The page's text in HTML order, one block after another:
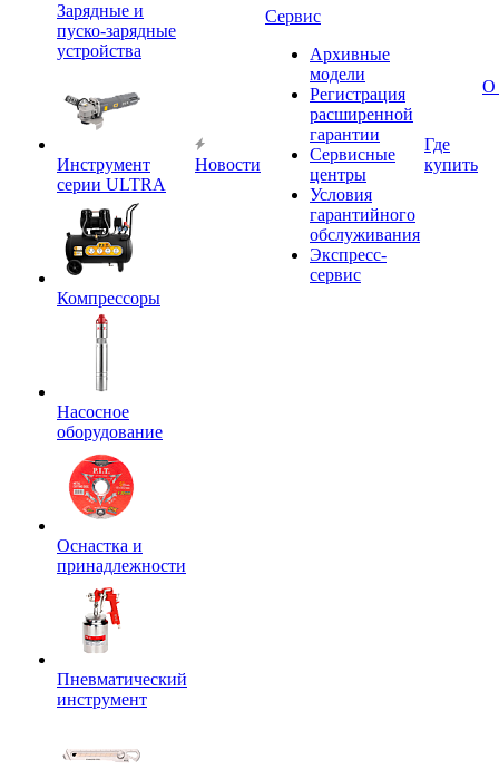
Зарядные и
пуско-зарядные
устройства
Инструмент
серии ULTRA
Компрессоры
Насосное
оборудование
Оснастка и
принадлежности
Пневматический
инструмент
Новости
Сервис
Архивные
модели
Регистрация
расширенной
гарантии
Сервисные
центры
Условия
гарантийного
обслуживания
Экспресс-
сервис
Где
купить
О